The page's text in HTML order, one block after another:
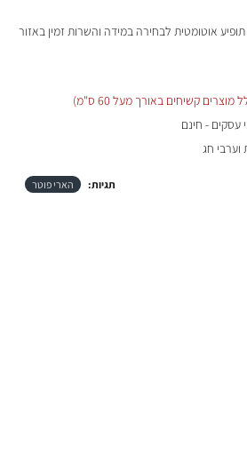
תופיע אוטומטית לבחירה במידה והשרות זמין באזור
מוצרים קשיחים באורך מעל 60 ס"מ)
חג
תגיות: הארי פוטר